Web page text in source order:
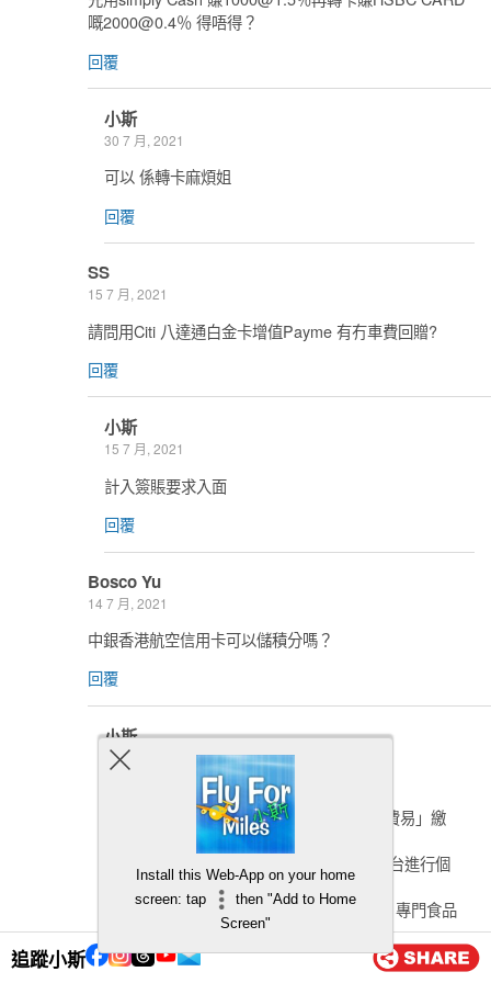
追蹤小斯
嘅2000@0.4％ 得唔得？
回覆
小斯
30 7 月, 2021
可以 係轉卡麻煩姐
回覆
SS
15 7 月, 2021
請問用Citi 八達通白金卡增值Payme 有冇車費回贈?
回覆
小斯
15 7 月, 2021
計入簽賬要求入面
回覆
Bosco Yu
14 7 月, 2021
中銀香港航空信用卡可以儲積分嗎？
回覆
小斯
15 7 月, 2021
有關繳付其他商戶類別的賬單、網上/「繳費易」繳
費、八達通自動增值服務
交易、透過流動裝置/應用程式/電子轉賬平台進行個
人對個人（P2P）的現金轉賬、
超市、便利店、食品雜貨店、各類食品店、專門食品
零售店及政府部門之信用卡
簽賬交易類別，每個信用卡主卡及其附屬卡賬戶於每
Install this Web-App on your home
screen: tap
then "Add to Home
Screen"